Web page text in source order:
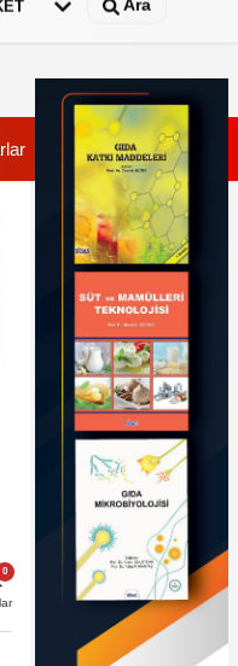
Ara
Üye Paneli